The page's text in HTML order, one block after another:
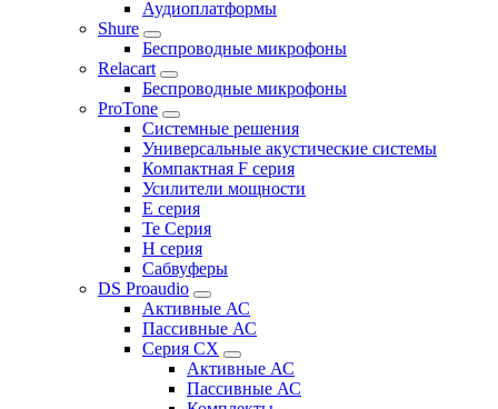
Аудиоплатформы
Shure
Беспроводные микрофоны
Relacart
Беспроводные микрофоны
ProTone
Системные решения
Универсальные акустические системы
Компактная F серия
Усилители мощности
E серия
Te Серия
H серия
Сабвуферы
DS Proaudio
Активные АС
Пассивные АС
Серия CX
Активные АС
Пассивные АС